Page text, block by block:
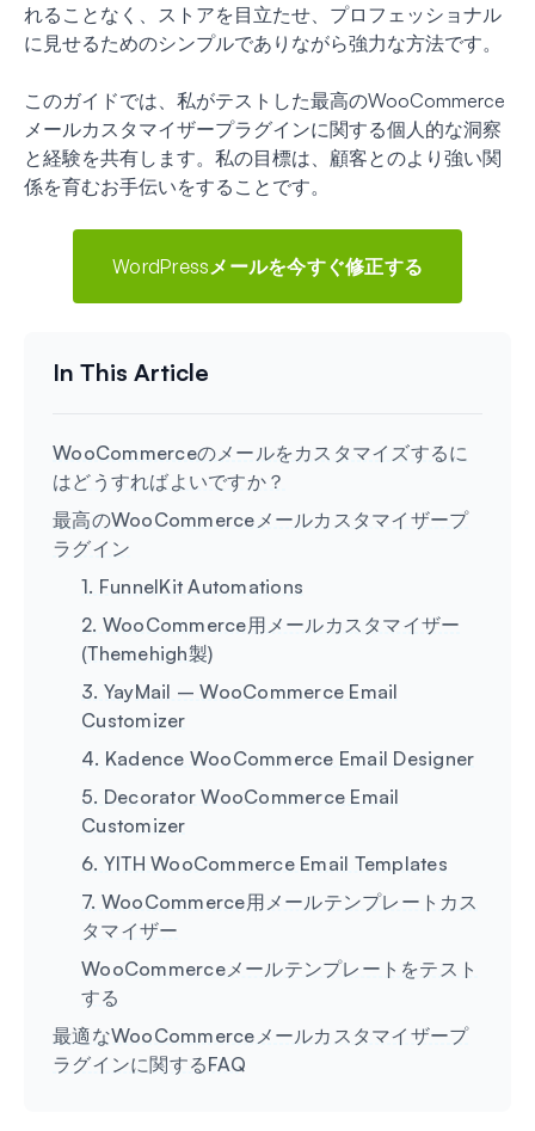
れることなく、ストアを目立たせ、プロフェッショナル
に見せるためのシンプルでありながら強力な方法です。
このガイドでは、私がテストした最高のWooCommerce
メールカスタマイザープラグインに関する個人的な洞察
と経験を共有します。私の目標は、顧客とのより強い関
係を育むお手伝いをすることです。
WordPressメールを今すぐ修正する
WooCommerceのメールをカスタマイズするに
はどうすればよいですか？
最高のWooCommerceメールカスタマイザープ
ラグイン
1. FunnelKit Automations
2. WooCommerce用メールカスタマイザー
(Themehigh製)
3. YayMail – WooCommerce Email
Customizer
4. Kadence WooCommerce Email Designer
5. Decorator WooCommerce Email
Customizer
6. YITH WooCommerce Email Templates
7. WooCommerce用メールテンプレートカス
タマイザー
WooCommerceメールテンプレートをテスト
する
最適なWooCommerceメールカスタマイザープ
ラグインに関するFAQ